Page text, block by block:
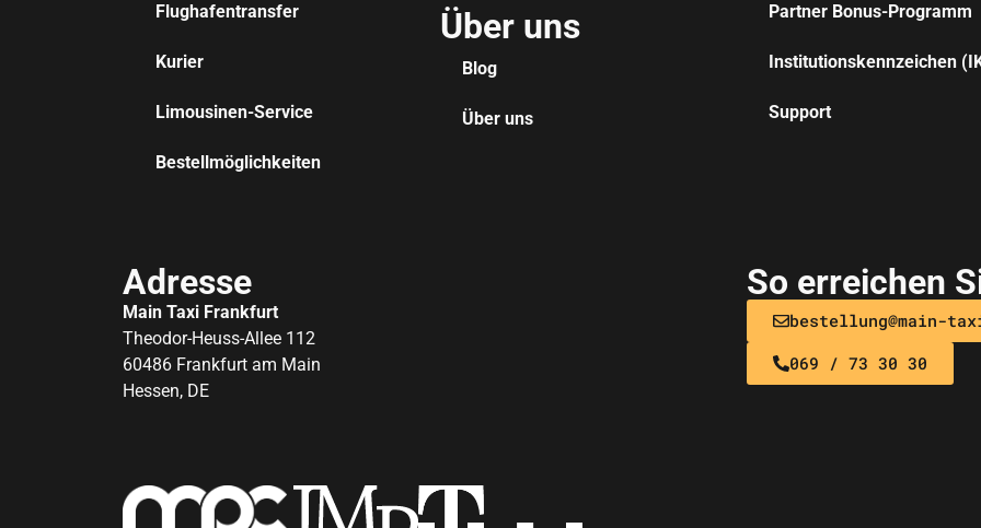
Flughafentransfer
Kurier
Limousinen-Service
Bestellmöglichkeiten
Über uns
Blog
Über uns
Partner Bonus-Programm
Institutionskennzeichen
Support
Adresse
Main Taxi Frankfurt
Theodor-Heuss-Allee 112
60486 Frankfurt am Main
Hessen, DE
So erreichen
bestellung@main-
069 / 73 30 30